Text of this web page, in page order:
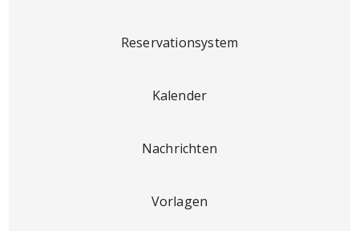
Reservationsystem
Kalender
Nachrichten
Vorlagen